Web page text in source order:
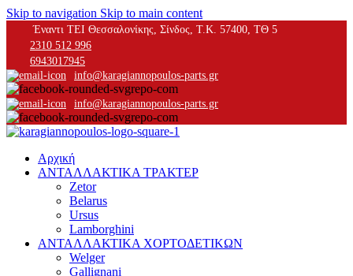
Skip to navigation Skip to main content
Έναντι ΤΕΙ Θεσσαλονίκης, Σίνδος, Τ.Κ. 57400, ΤΘ 5
2310 512 996
6943017945
info@karagiannopoulos-parts.gr
info@karagiannopoulos-parts.gr
Αρχική
ΑΝΤΑΛΛΑΚΤΙΚΑ ΤΡΑΚΤΕΡ
Zetor
Belarus
Ursus
Lamborghini
ΑΝΤΑΛΛΑΚΤΙΚΑ ΧΟΡΤΟΔΕΤΙΚΩΝ
Welger
Gallignani